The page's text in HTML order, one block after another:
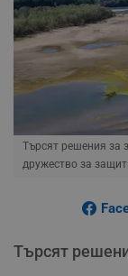
Търсят решения за
дружество за
Търсят